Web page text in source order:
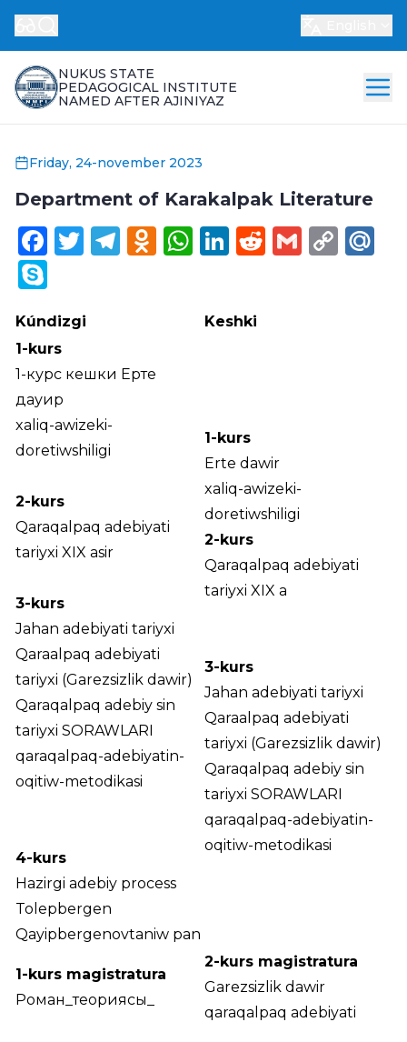
NUKUS STATE
PEDAGOGICAL INSTITUTE
NAMED AFTER AJINIYAZ
Friday, 24-november 2023
Department of Karakalpak Literature
Facebook
Twitter
Telegram
Odnoklassniki
WhatsApp
LinkedIn
Reddit
Gmail
Kúndizgi
Keshki
1-kurs
1-курс кешки Ерте
дауир
xaliq-awizeki-
doretiwshiligi
2-kurs
Qaraqalpaq adebiyati
tariyxi XIX asir
3-kurs
Jahan adebiyati tariyxi
Qaraalpaq adebiyati
tariyxi (Garezsizlik dawir)
Qaraqalpaq adebiy sin
tariyxi SORAWLARI
qaraqalpaq-adebiyatin-
oqitiw-metodikasi
4-kurs
Hazirgi adebiy process
Tolepbergen
Qayipbergenovtaniw pan
1-kurs
Erte dawir
xaliq-awizeki-
doretiwshiligi
2-kurs
Qaraqalpaq adebiyati
tariyxi XIX a
3-kurs
Jahan adebiyati tariyxi
Qaraalpaq adebiyati
tariyxi (Garezsizlik dawir)
Qaraqalpaq adebiy sin
tariyxi SORAWLARI
qaraqalpaq-adebiyatin-
oqitiw-metodikasi
1-kurs magistratura
Роман_теориясы_
2-kurs magistratura
Garezsizlik dawir
qaraqalpaq adebiyati